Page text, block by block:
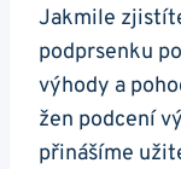
Jakmile
podprsenku
výhody a
žen podcení
přinášíme